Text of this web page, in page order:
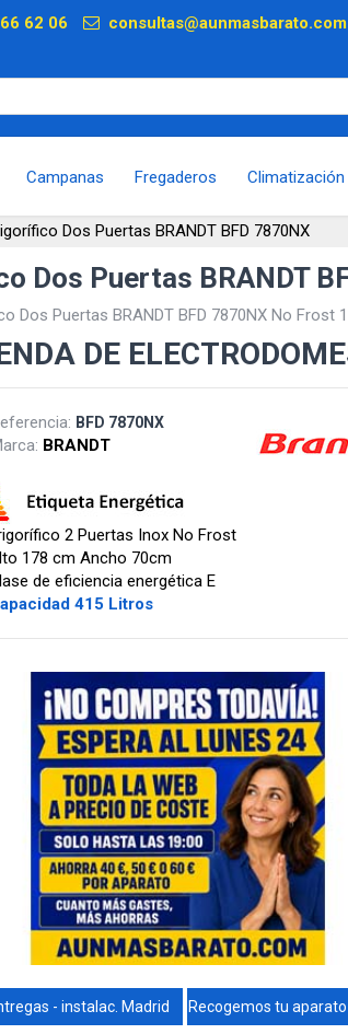
62 06 consultas@aunmasbarato.com
Campanas Fregaderos Climatización
Dos Puertas BRANDT BFD 7870NX
Dos Puertas BRANDT
Dos Puertas BRANDT BFD 7870NX No Frost
DE
BFD 7870NX
BRANDT
2 Puertas Inox No Frost
178 cm Ancho 70cm
de eficiencia energética E
415 Litros
- instalac. Madrid Recogemos tu